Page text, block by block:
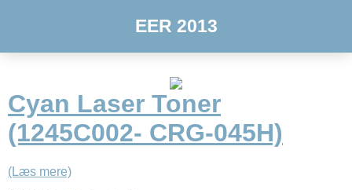
EER 2013
Cyan Laser Toner
(1245C002- CRG-045H)
(Læs mere)